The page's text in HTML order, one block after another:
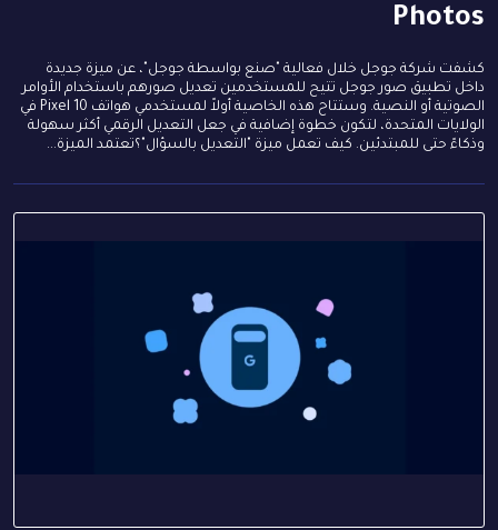
Photos
كشفت شركة جوجل خلال فعالية "صنع بواسطة جوجل"، عن ميزة جديدة
داخل تطبيق صور جوجل تتيح للمستخدمين تعديل صورهم باستخدام الأوامر
الصوتية أو النصية. وستتاح هذه الخاصية أولاً لمستخدمي هواتف Pixel 10 في
الولايات المتحدة، لتكون خطوة إضافية في جعل التعديل الرقمي أكثر سهولة
وذكاءً حتى للمبتدئين. كيف تعمل ميزة "التعديل بالسؤال"؟تعتمد الميزة...